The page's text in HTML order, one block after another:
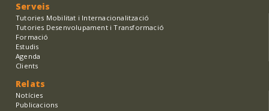
Serveis
Tutories Mobilitat i Internacionalització
Tutories Desenvolupament i Transformació
Formació
Estudis
Agenda
Clients
Relats
Notícies
Publicacions